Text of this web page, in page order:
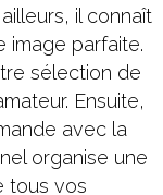
il connaît
image parfaite.
sélection de
Ensuite,
avec la
organise une
tous vos